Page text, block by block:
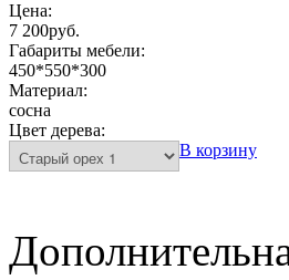
Цена:
7 200руб.
Габариты мебели:
450*550*300
Материал:
сосна
Цвет дерева:
В корзину